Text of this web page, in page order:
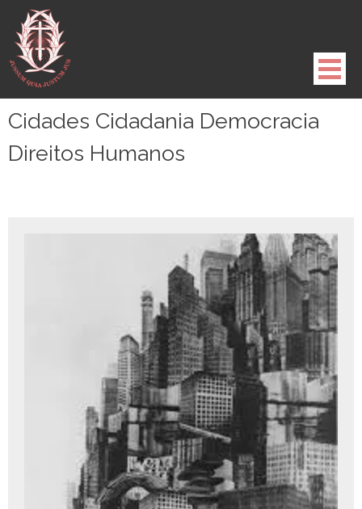
para
conteúdo
Cidades Cidadania Democracia
Direitos Humanos